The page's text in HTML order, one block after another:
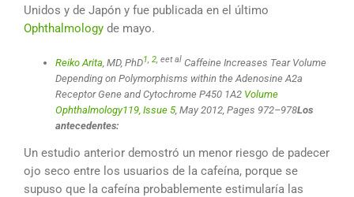
Unidos y de Japón y fue publicada en el último
Ophthalmology de mayo.
Reiko Arita , MD, PhD1 2 , eet al Caffeine Increases Tear Volume
Depending on Polymorphisms within the Adenosine A2a
Receptor Gene and Cytochrome P450 1A2 Volume
Ophthalmology119, Issue 5, May 2012, Pages 972–978Los
antecedentes:
Un estudio anterior demostró un menor riesgo de padecer
ojo seco entre los usuarios de la cafeína, porque se
supuso que la cafeína probablemente estimularía las